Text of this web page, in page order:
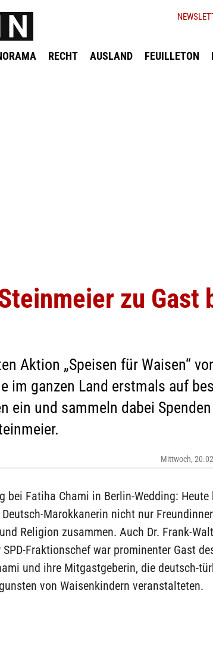
RECHT AUSLAND FEUILLETON
zu Gast
Aktion „Speisen für Waisen“
im ganzen Land erstmals auf
ein und sammeln dabei
Mittwoch,
bei Fatiha Chami in Berlin-Wedding: Heute
Marokkanerin nicht nur
Religion zusammen. Auch Dr. Frank-
SPD-Fraktionschef war prominenter Gast
und ihre Mitgastgeberin, die deutsch-
von Waisenkindern veranstalteten.